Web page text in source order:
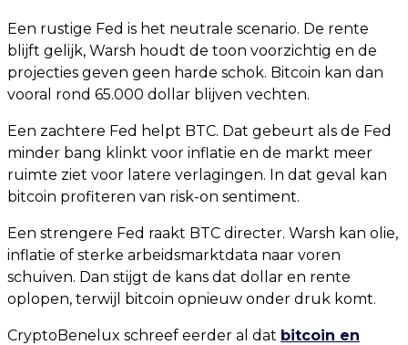
Een rustige Fed is het neutrale scenario. De rente
blijft gelijk, Warsh houdt de toon voorzichtig en de
projecties geven geen harde schok. Bitcoin kan dan
vooral rond 65.000 dollar blijven vechten.
Een zachtere Fed helpt BTC. Dat gebeurt als de Fed
minder bang klinkt voor inflatie en de markt meer
ruimte ziet voor latere verlagingen. In dat geval kan
bitcoin profiteren van risk-on sentiment.
Een strengere Fed raakt BTC directer. Warsh kan olie,
inflatie of sterke arbeidsmarktdata naar voren
schuiven. Dan stijgt de kans dat dollar en rente
oplopen, terwijl bitcoin opnieuw onder druk komt.
CryptoBenelux schreef eerder al dat bitcoin en